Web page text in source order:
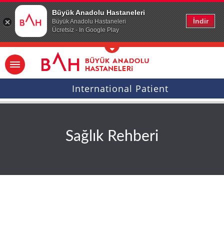
Büyük Anadolu Hastaneleri
Büyük Anadolu Hastaneleri
Ücretsiz - In Google Play
İndir
Ana icerige atla
International Patient
Sağlık Rehberi